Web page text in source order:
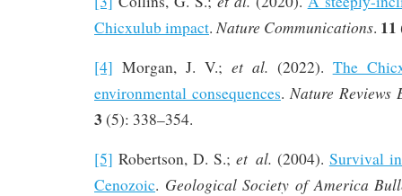
Chicxulub impact. Nature Communications. 11
[4] Morgan, J. V.; et al. (2022). The
environmental consequences. Nature
3 (5): 338–354.
[5] Robertson, D. S.;et al. (2004). Survival
Cenozoic. Geological Society of America